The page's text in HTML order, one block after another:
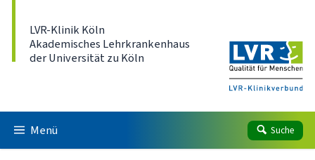
LVR-Klinik Köln
Akademisches Lehrkrankenhaus
der Universität zu Köln
Menü Suche